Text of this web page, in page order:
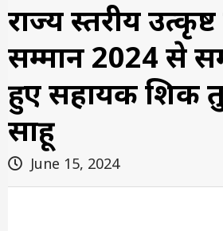
राज्य स्तरीय उत्कृष्ट
सम्मान 2024 से
हुए सहायक शिक्षक
साहू
June 15, 2024